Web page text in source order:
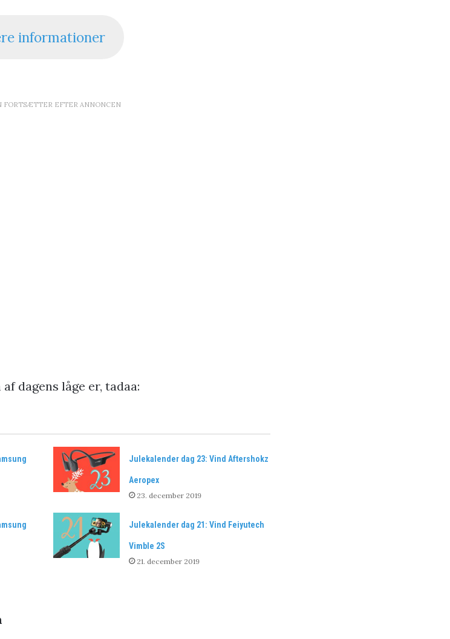
informationer
FORTSÆTTER EFTER ANNONCEN
dagens låge er, tadaa:
Julekalender dag 23: Vind Aftershokz
Aeropex
23. december 2019
Julekalender dag 21: Vind Feiyutech
Vimble 2S
21. december 2019